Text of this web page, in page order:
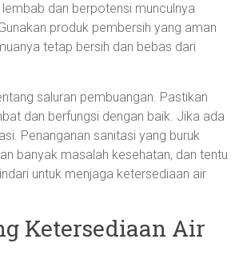
dan berpotensi munculnya
produk pembersih yang aman
tetap bersih dan bebas dari
saluran pembuangan. Pastikan
dan berfungsi dengan baik. Jika ada
Penanganan sanitasi yang buruk
banyak masalah kesehatan, dan tentu
untuk menjaga ketersediaan air
Ketersediaan Air